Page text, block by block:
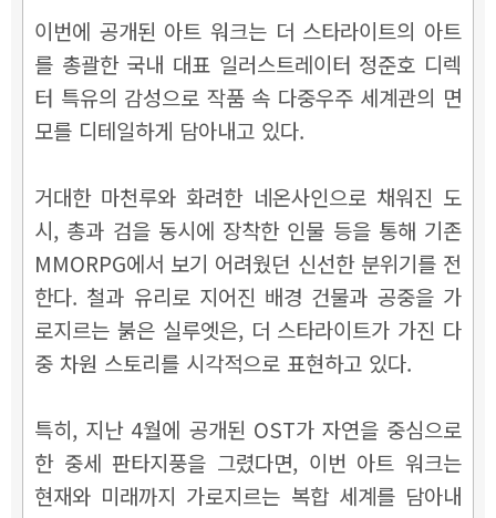
이번에 공개된 아트 워크는 더 스타라이트의 아트
를 총괄한 국내 대표 일러스트레이터 정준호 디렉
터 특유의 감성으로 작품 속 다중우주 세계관의 면
모를 디테일하게 담아내고 있다.
거대한 마천루와 화려한 네온사인으로 채워진 도
시, 총과 검을 동시에 장착한 인물 등을 통해 기존
MMORPG에서 보기 어려웠던 신선한 분위기를 전
한다. 철과 유리로 지어진 배경 건물과 공중을 가
로지르는 붉은 실루엣은, 더 스타라이트가 가진 다
중 차원 스토리를 시각적으로 표현하고 있다.
특히, 지난 4월에 공개된 OST가 자연을 중심으로
한 중세 판타지풍을 그렸다면, 이번 아트 워크는
현재와 미래까지 가로지르는 복합 세계를 담아내